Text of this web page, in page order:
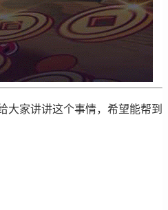
大家讲讲这个事情，希望能帮到